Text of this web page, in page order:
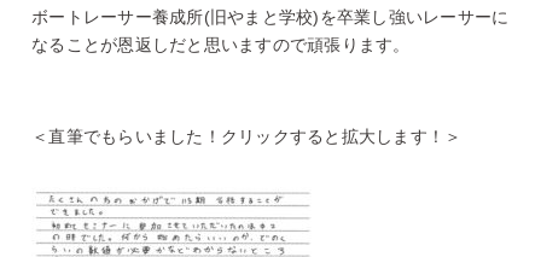
ボートレーサー養成所(旧やまと学校)を卒業し強いレーサーに
なることが恩返しだと思いますので頑張ります。
＜直筆でもらいました！クリックすると拡大します！＞